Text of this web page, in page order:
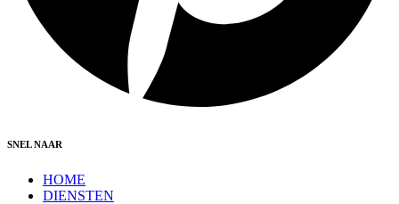
SNEL NAAR
HOME
DIENSTEN